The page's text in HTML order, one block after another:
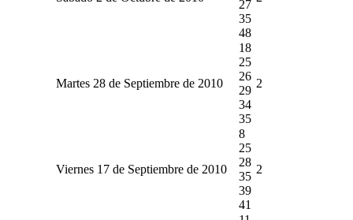
27
35
48
Martes 28 de Septiembre de 2010
18
25
26
29
34
35
2
Viernes 17 de Septiembre de 2010
8
25
28
35
39
41
2